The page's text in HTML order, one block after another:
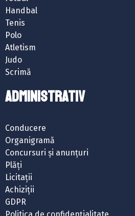
Handbal
Tenis
Polo
Atletism
Judo
Scrimă
ADMINISTRATIV
Conducere
Organigramă
Concursuri și anunțuri
Plăți
Licitații
Achiziții
GDPR